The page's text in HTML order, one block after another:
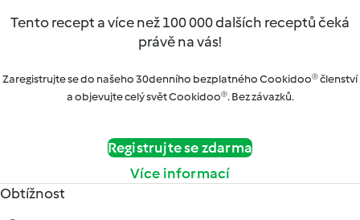
Tento recept a více než 100 000 dalších receptů čeká
právě na vás!
Zaregistrujte se do našeho 30denního bezplatného Cookidoo® členství
a objevujte celý svět Cookidoo®. Bez závazků.
Registrujte se zdarma
Více informací
Obtížnost